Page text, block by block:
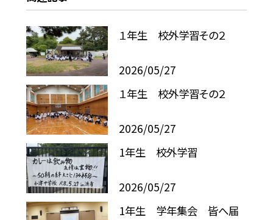
１年生 校外学習その２
2026/05/27
１年生 校外学習その２
2026/05/27
1年生 校外学習
2026/05/27
1年生 学年集会 皆へ届